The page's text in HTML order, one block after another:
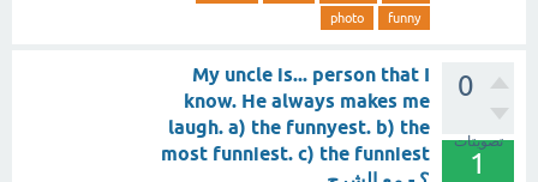
funny
photo
0
تصويتات
1
My uncle is... person that I
know. He always makes me
laugh. a) the funnyest. b) the
most funniest. c) the funniest